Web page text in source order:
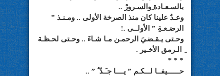
بالسـعـادة ِوالسـرورْ ..
وعـدٌ علينا كان منذ الصرخة الأولى .. ومـنـذ ”
الرضـعـةِ ” الأولــى .!
وحـتى يـقـضيَ الرحمـن مـا شـاءَ .. وحـتى لحـظـة
ِ الـرمق الأخـير .
* * *
حــــــيفــا لـــكـم ” يــــا جـَـدّ ُ ” ..